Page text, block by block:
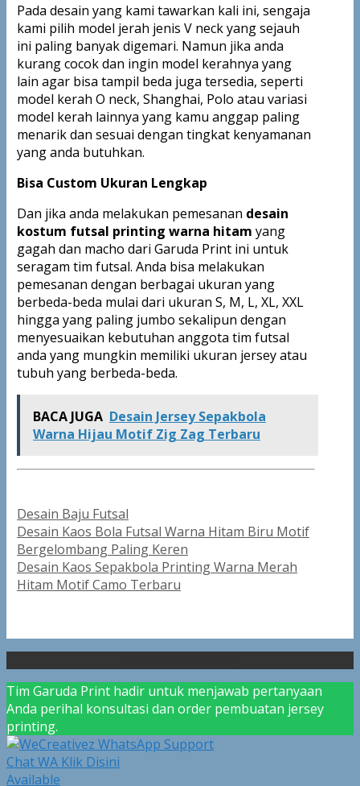
Pada desain yang kami tawarkan kali ini, sengaja
kami pilih model jerah jenis V neck yang sejauh
ini paling banyak digemari. Namun jika anda
kurang cocok dan ingin model kerahnya yang
lain agar bisa tampil beda juga tersedia, seperti
model kerah O neck, Shanghai, Polo atau variasi
model kerah lainnya yang kamu anggap paling
menarik dan sesuai dengan tingkat kenyamanan
yang anda butuhkan.
Bisa Custom Ukuran Lengkap
Dan jika anda melakukan pemesanan desain
kostum futsal printing warna hitam yang
gagah dan macho dari Garuda Print ini untuk
seragam tim futsal. Anda bisa melakukan
pemesanan dengan berbagai ukuran yang
berbeda-beda mulai dari ukuran S, M, L, XL, XXL
hingga yang paling jumbo sekalipun dengan
menyesuaikan kebutuhan anggota tim futsal
anda yang mungkin memiliki ukuran jersey atau
tubuh yang berbeda-beda.
BACA JUGA Desain Jersey Sepakbola
Warna Hijau Motif Zig Zag Terbaru
Categories
Desain Baju Futsal
Post
navigation
Desain Kaos Bola Futsal Warna Hitam Biru Motif
Bergelombang Paling Keren
Desain Kaos Sepakbola Printing Warna Merah
Hitam Motif Camo Terbaru
Tim Garuda Print hadir untuk menjawab pertanyaan
Anda perihal konsultasi dan order pembuatan jersey
printing.
Chat WA Klik Disini
Available